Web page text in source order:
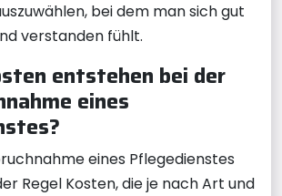
bei dem man sich gut
verstanden fühlt.
entstehen bei der
eines
eines Pflegedienstes
Regel Kosten, die je nach Art und